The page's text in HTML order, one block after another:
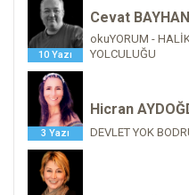
10 Yazı
Cevat BAYHAN
okuYORUM -
YOLCULUĞU
3 Yazı
Hicran
DEVLET YOK